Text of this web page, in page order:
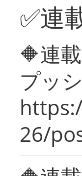
✅連
🔶連
プッ
26/